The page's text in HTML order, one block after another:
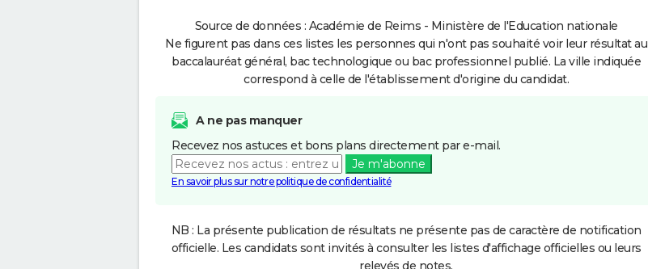
Source de données : Académie de Reims - Ministère de l'Education nationale
Ne figurent pas dans ces listes les personnes qui n'ont pas souhaité voir leur résultat au
baccalauréat général, bac technologique ou bac professionnel publié. La ville indiquée
correspond à celle de l'établissement d'origine du candidat.
A ne pas manquer
Recevez nos astuces et bons plans directement par e-mail.
Je m'abonne
En savoir plus sur notre politique de confidentialité
NB : La présente publication de résultats ne présente pas de caractère de notification
officielle. Les candidats sont invités à consulter les listes d'affichage officielles ou leurs
relevés de notes.